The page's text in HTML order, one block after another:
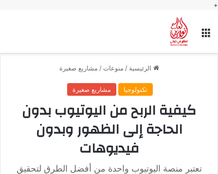
+
القائمة
الرئيسية / منوعات / مشاريع صغيرة
تكنولوجيا مشاريع صغيرة
كيفية الربح من اليوتيوب بدون
الحاجة إلى الظهور وبدون
فيديوهات
تعتبر منصة اليوتيوب واحدة من أفضل الطرق لتحقيق